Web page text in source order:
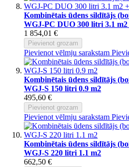
Kombinētais ūdens sildītājs
WGJ-PC DUO 300 litri 3.1 m2
1 854,01 €
Pievienot grozam
Pievienot vēlmju sarakstam
Kombinētais ūdens sildītājs
WGJ-S 150 litri 0.9 m2
495,60 €
Pievienot grozam
Pievienot vēlmju sarakstam
Kombinētais ūdens sildītājs
WGJ-S 220 litri 1.1 m2
662,50 €